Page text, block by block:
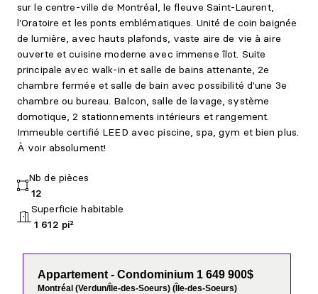
sur le centre-ville de Montréal, le fleuve Saint-Laurent,
l'Oratoire et les ponts emblématiques. Unité de coin baignée
de lumière, avec hauts plafonds, vaste aire de vie à aire
ouverte et cuisine moderne avec immense îlot. Suite
principale avec walk-in et salle de bains attenante, 2e
chambre fermée et salle de bain avec possibilité d'une 3e
chambre ou bureau. Balcon, salle de lavage, système
domotique, 2 stationnements intérieurs et rangement.
Immeuble certifié LEED avec piscine, spa, gym et bien plus.
À voir absolument!
Nb de pièces
12
Superficie habitable
1 612 pi²
Appartement - Condominium 1 649 900$
Montréal (Verdun/Île-des-Soeurs) (Île-des-Soeurs)